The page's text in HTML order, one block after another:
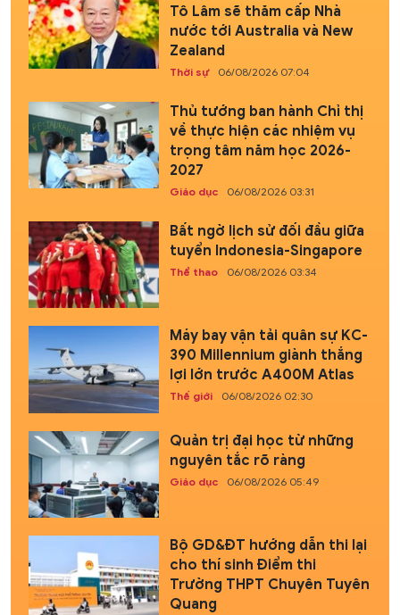
Tô Lâm sẽ thăm cấp Nhà
nước tới Australia và New
Zealand
Thời sự 06/08/2026 07:04
Thủ tướng ban hành Chỉ thị
về thực hiện các nhiệm vụ
trọng tâm năm học 2026-
2027
Giáo dục 06/08/2026 03:31
Bất ngờ lịch sử đối đầu giữa
tuyển Indonesia-Singapore
Thể thao 06/08/2026 03:34
Máy bay vận tải quân sự KC-
390 Millennium giành thắng
lợi lớn trước A400M Atlas
Thế giới 06/08/2026 02:30
Quản trị đại học từ những
nguyên tắc rõ ràng
Giáo dục 06/08/2026 05:49
Bộ GD&ĐT hướng dẫn thi lại
cho thí sinh Điểm thi
Trường THPT Chuyên Tuyên
Quang